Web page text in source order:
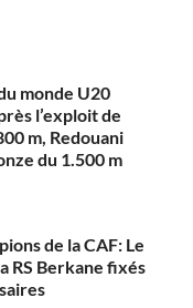
monde U20
l’exploit de
m, Redouani
du 1.500 m
de la CAF: Le
RS Berkane fixés